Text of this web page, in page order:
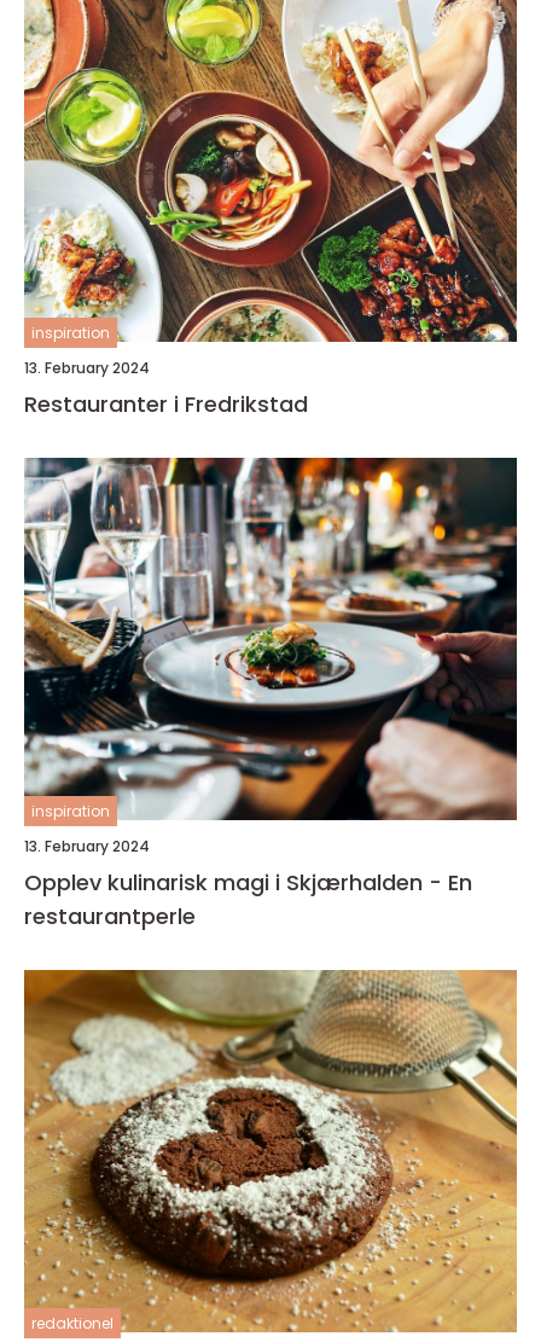
inspiration
13. February 2024
Restauranter i Fredrikstad
inspiration
13. February 2024
Opplev kulinarisk magi i Skjærhalden - En
restaurantperle
redaktionel